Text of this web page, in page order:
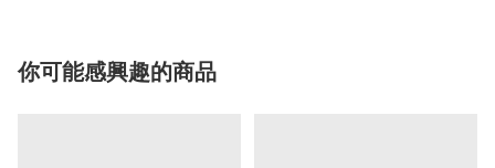
你可能感興趣的商品